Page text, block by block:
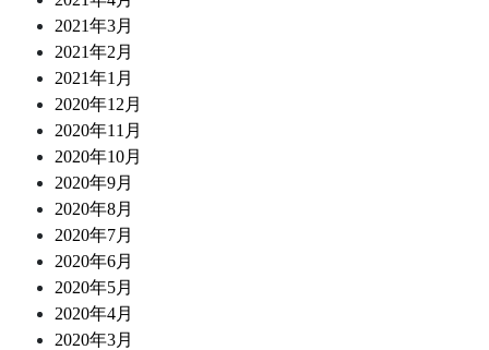
2021年3月
2021年2月
2021年1月
2020年12月
2020年11月
2020年10月
2020年9月
2020年8月
2020年7月
2020年6月
2020年5月
2020年4月
2020年3月